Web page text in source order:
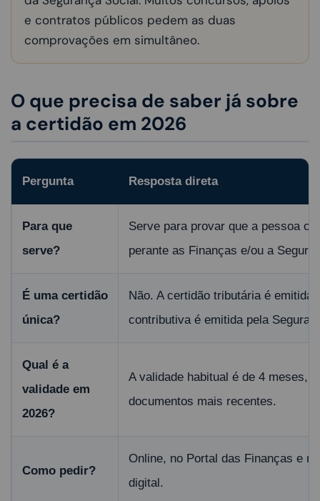
e contratos públicos pedem as duas
comprovações em simultâneo.
O que precisa de saber já sobre
a certidão em 2026
Pergunta Resposta direta
Para que
serve?
Serve para provar que a pessoa
perante as Finanças e/ou a
É uma certidão
única?
Não. A certidão tributária é emitida
contributiva é emitida pela
Qual é a
validade em
2026?
A validade habitual é de 4 meses,
documentos mais recentes.
Como pedir?
Online, no Portal das Finanças e
digital.